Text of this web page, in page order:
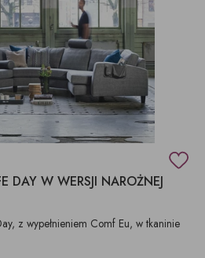
DAY W WERSJI NAROŻNEJ
z wypełnieniem Comf Eu, w tkaninie